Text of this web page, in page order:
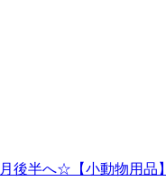
後半へ☆【小動物用品】